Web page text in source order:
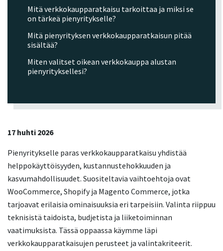
17 huhti 2026
Pienyritykselle paras verkkokaupparatkaisu yhdistää
helppokäyttöisyyden, kustannustehokkuuden ja
kasvumahdollisuudet. Suositeltavia vaihtoehtoja ovat
WooCommerce, Shopify ja Magento Commerce, jotka
tarjoavat erilaisia ominaisuuksia eri tarpeisiin. Valinta riippuu
teknisistä taidoista, budjetista ja liiketoiminnan
vaatimuksista. Tässä oppaassa käymme läpi
verkkokaupparatkaisujen perusteet ja valintakriteerit.
Mitä verkkokaupparatkaisu tarkoittaa ja miksi se
on tärkeä pienyritykselle?
Mitä pienyrityksen verkkokaupparatkaisun pitää
sisältää?
Miten valitset oikean verkkokauppa alustan
pienyrityksellesi?